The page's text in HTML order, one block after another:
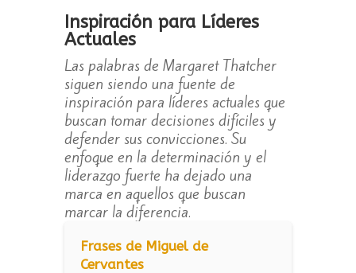
Inspiración para Líderes
Actuales
Las palabras de Margaret Thatcher
siguen siendo una fuente de
inspiración para líderes actuales que
buscan tomar decisiones difíciles y
defender sus convicciones. Su
enfoque en la determinación y el
liderazgo fuerte ha dejado una
marca en aquellos que buscan
marcar la diferencia.
Frases de Miguel de
Cervantes